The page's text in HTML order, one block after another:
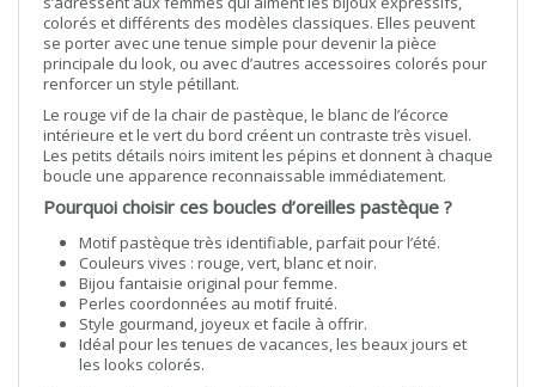
colorés et différents des modèles classiques. Elles peuvent
se porter avec une tenue simple pour devenir la pièce
principale du look, ou avec d’autres accessoires colorés pour
renforcer un style pétillant.
Le rouge vif de la chair de pastèque, le blanc de l’écorce
intérieure et le vert du bord créent un contraste très visuel.
Les petits détails noirs imitent les pépins et donnent à chaque
boucle une apparence reconnaissable immédiatement.
Pourquoi choisir ces boucles d’oreilles pastèque ?
Motif pastèque très identifiable, parfait pour l’été.
Couleurs vives : rouge, vert, blanc et noir.
Bijou fantaisie original pour femme.
Perles coordonnées au motif fruité.
Style gourmand, joyeux et facile à offrir.
Idéal pour les tenues de vacances, les beaux jours et
les looks colorés.